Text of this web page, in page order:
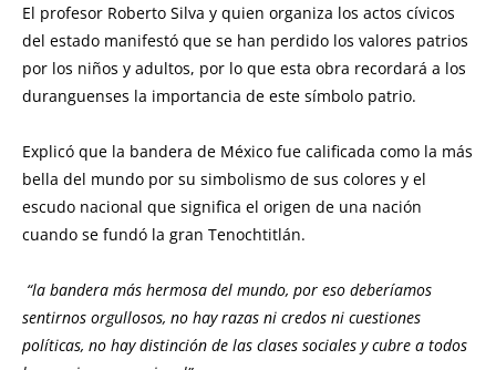
El profesor Roberto Silva y quien organiza los actos cívicos
del estado manifestó que se han perdido los valores patrios
por los niños y adultos, por lo que esta obra recordará a los
duranguenses la importancia de este símbolo patrio.
Explicó que la bandera de México fue calificada como la más
bella del mundo por su simbolismo de sus colores y el
escudo nacional que significa el origen de una nación
cuando se fundó la gran Tenochtitlán.
“la bandera más hermosa del mundo, por eso deberíamos
sentirnos orgullosos, no hay razas ni credos ni cuestiones
políticas, no hay distinción de las clases sociales y cubre a todos